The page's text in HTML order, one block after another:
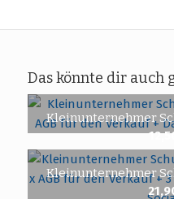
Das könnte dir auch
Kleinunternehmer
Kleinunternehmer